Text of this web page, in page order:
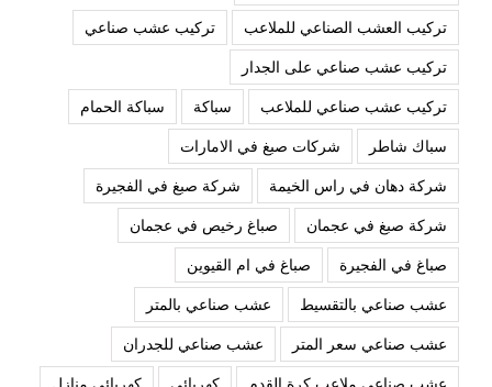
تركيب العشب الصناعي للملاعب
تركيب عشب صناعي
تركيب عشب صناعي على الجدار
تركيب عشب صناعي للملاعب
سباكة
سباكة الحمام
سباك شاطر
شركات صبغ في الامارات
شركة دهان في راس الخيمة
شركة صبغ في الفجيرة
شركة صبغ في عجمان
صباغ رخيص في عجمان
صباغ في الفجيرة
صباغ في ام القيوين
عشب صناعي بالتقسيط
عشب صناعي بالمتر
عشب صناعي سعر المتر
عشب صناعي للجدران